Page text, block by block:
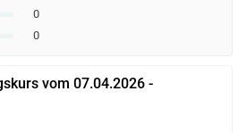
0
0
vom 07.04.2026 -